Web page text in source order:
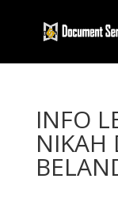
INFO
NIKAH